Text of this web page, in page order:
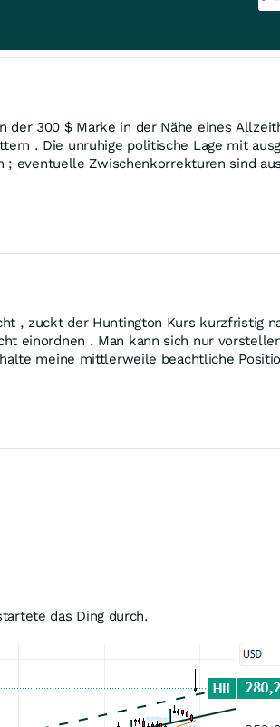
300 $ Marke in der Nähe eines
. Die unruhige politische Lage mit
eventuelle Zwischenkorrekturen sind
, zuckt der Huntington Kurs kurzfristig
einordnen . Man kann sich nur
meine mittlerweile beachtliche
das Ding durch.